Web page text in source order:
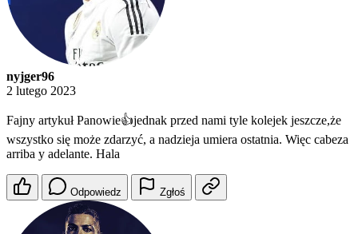
nyjger96
2 lutego 2023
Fajny artykuł Panowie👍jednak przed nami tyle kolejek jeszcze,że
wszystko się może zdarzyć, a nadzieja umiera ostatnia. Więc cabeza
arriba y adelante. Hala
Odpowiedz Zgłoś